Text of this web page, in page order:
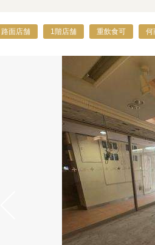
路面店舗 1階店舗 重飲食可 何